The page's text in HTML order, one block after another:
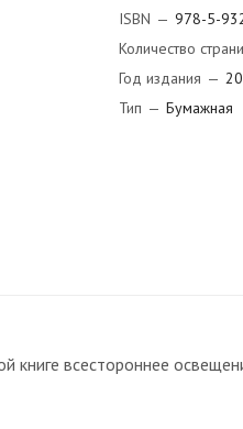
ISBN — 978-5-
Количество
Год издания —
Тип — Бумажная
всестороннее